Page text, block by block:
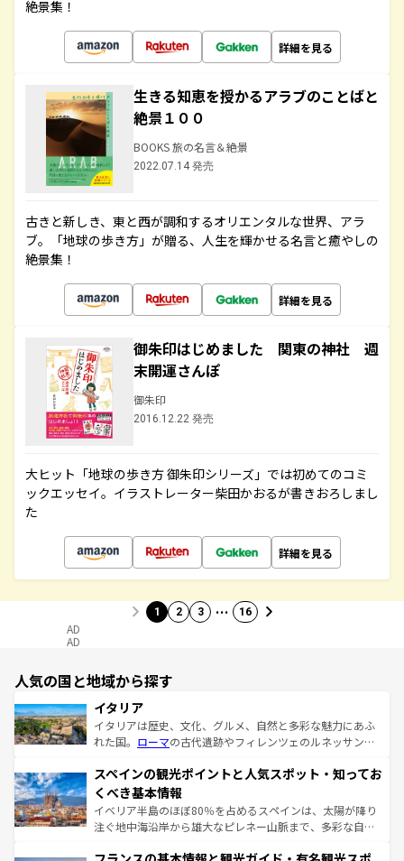
絶景集！
詳細を見る
生きる知恵を授かるアラブのことばと
絶景１００
BOOKS 旅の名言＆絶景
2022.07.14 発売
古きと新しき、東と西が調和するオリエンタルな世界、アラ
ブ。「地球の歩き方」が贈る、人生を輝かせる名言と癒やしの
絶景集！
詳細を見る
御朱印はじめました 関東の神社 週
末開運さんぽ
御朱印
2016.12.22 発売
大ヒット「地球の歩き方 御朱印シリーズ」では初めてのコミ
ックエッセイ。イラストレーター柴田かおるが書きおろしまし
た
詳細を見る
1 2 3 … 16
AD
AD
人気の国と地域から探す
イタリア
イタリアは歴史、文化、グルメ、自然と多彩な魅力にあふ
れた国。 ローマの古代遺跡やフィレンツェのルネッサンス
ろん、トスカーナの美しい田園風景やアマルフィ海岸の絶
景など、自然景観も見逃せない。観光の合間には、本場の
ピザやパスタなど、絶品のイタリア料理を堪能することも
できる。朝目覚めてから夜眠るまで、すべての瞬間を楽し
なお、新着のイタリア情報はコンテンツ一覧を参照してほ
スペインの観光ポイントと人気スポット・知ってお
くべき基本情報
イベリア半島のほぼ80％を占めるスペインは、太陽が降り
注ぐ地中海沿岸から雄大なピレネー山脈まで、多彩な自然